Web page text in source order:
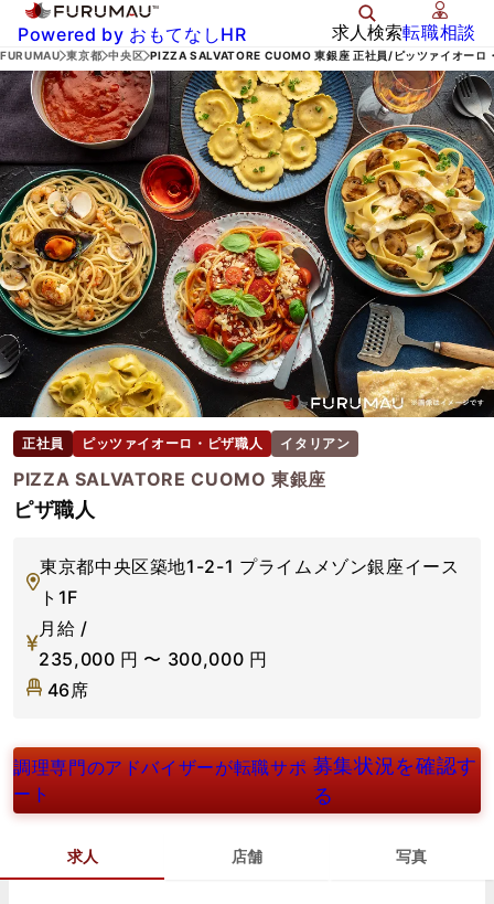
Powered by おもてなしHR 求人検索転職相談
FURUMAU 東京都 中央区 PIZZA SALVATORE CUOMO 東銀座 正社員/ピッツァイオーロ
正社員 ピッツァイオーロ・ピザ職人 イタリアン
PIZZA SALVATORE CUOMO 東銀座
ピザ職人
東京都中央区築地1-2-1 プライムメゾン銀座イース
ト1F
月給 /
235,000 円 〜 300,000 円
46席
調理専門のアドバイザーが転職サポ
ート
募集状況を確認す
る
求人 店舗 写真